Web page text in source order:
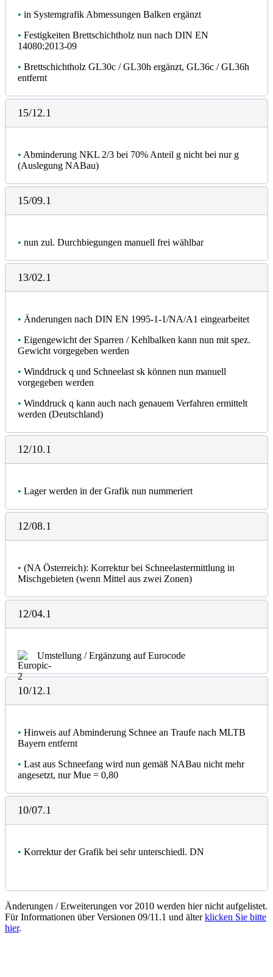
• in Systemgrafik Abmessungen Balken ergänzt
• Festigkeiten Brettschichtholz nun nach DIN EN
14080:2013-09
• Brettschichtholz GL30c / GL30h ergänzt, GL36c / GL36h
entfernt
15/12.1
• Abminderung NKL 2/3 bei 70% Anteil g nicht bei nur g
(Auslegung NABau)
15/09.1
• nun zul. Durchbiegungen manuell frei wählbar
13/02.1
• Änderungen nach DIN EN 1995-1-1/NA/A1 eingearbeitet
• Eigengewicht der Sparren / Kehlbalken kann nun mit spez.
Gewicht vorgegeben werden
• Winddruck q und Schneelast sk können nun manuell
vorgegeben werden
• Winddruck q kann auch nach genauem Verfahren ermittelt
werden (Deutschland)
12/10.1
• Lager werden in der Grafik nun nummeriert
12/08.1
• (NA Österreich): Korrektur bei Schneelastermittlung in
Mischgebieten (wenn Mittel aus zwei Zonen)
12/04.1
Umstellung / Ergänzung auf Eurocode
10/12.1
• Hinweis auf Abminderung Schnee an Traufe nach MLTB
Bayern entfernt
• Last aus Schneefang wird nun gemäß NABau nicht mehr
angesetzt, nur Mue = 0,80
10/07.1
• Korrektur der Grafik bei sehr unterschiedl. DN
Änderungen / Erweiterungen vor 2010 werden hier nicht aufgelistet.
Für Informationen über Versionen 09/11.1 und älterklicken Sie bitte
hier.